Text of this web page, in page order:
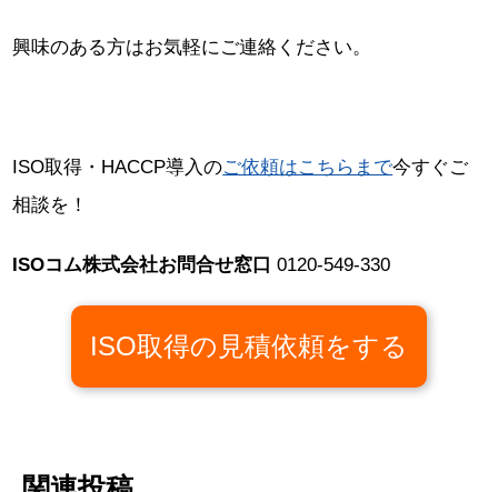
興味のある方はお気軽にご連絡ください。
ISO取得・HACCP導入のご依頼はこちらまで今すぐご
相談を！
ISOコム株式会社お問合せ窓口 0120-549-330
ISO取得の見積依頼をする